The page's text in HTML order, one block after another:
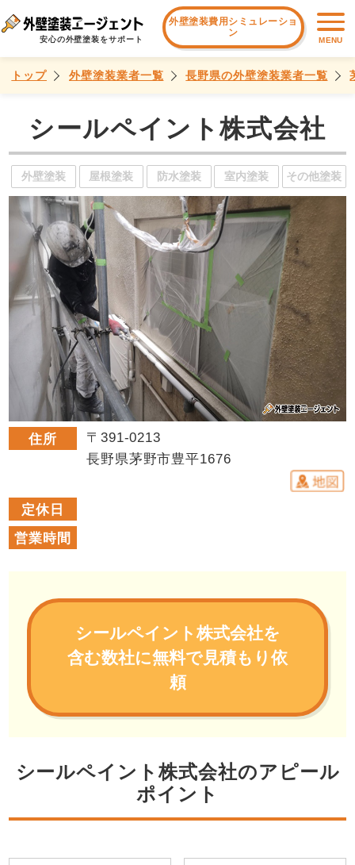
安心の外壁塗装をサポート
外壁塗装費用シミュレーショ
ン
MENU
トップ 外壁塗装業者一覧 長野県の外壁塗装業者一覧
シールペイント株式会社
外壁塗装 屋根塗装 防水塗装 室内塗装 その他塗装
住所
〒391-0213
長野県茅野市豊平1676
定休日
営業時間
シールペイント株式会社を
含む数社に無料で見積もり依
頼
シールペイント株式会社のアピール
ポイント